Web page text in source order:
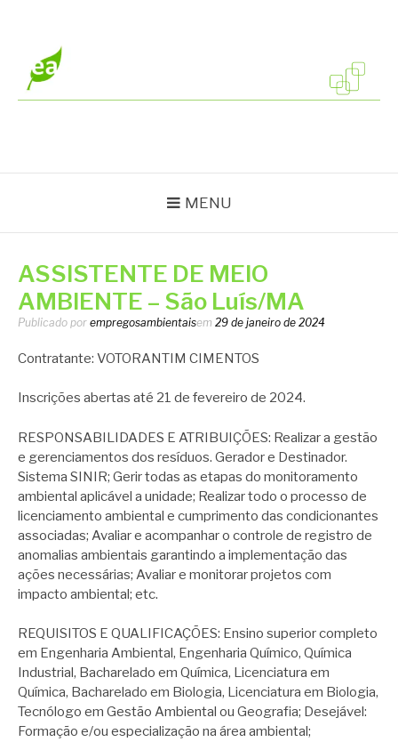
conteúdo
MENU
ASSISTENTE DE MEIO
AMBIENTE – São Luís/MA
Publicado por empregosambientaisem 29 de janeiro de 2024
Contratante: VOTORANTIM CIMENTOS
Inscrições abertas até 21 de fevereiro de 2024.
RESPONSABILIDADES E ATRIBUIÇÕES: Realizar a gestão
e gerenciamentos dos resíduos. Gerador e Destinador.
Sistema SINIR; Gerir todas as etapas do monitoramento
ambiental aplicável a unidade; Realizar todo o processo de
licenciamento ambiental e cumprimento das condicionantes
associadas; Avaliar e acompanhar o controle de registro de
anomalias ambientais garantindo a implementação das
ações necessárias; Avaliar e monitorar projetos com
impacto ambiental; etc.
REQUISITOS E QUALIFICAÇÕES: Ensino superior completo
em Engenharia Ambiental, Engenharia Químico, Química
Industrial, Bacharelado em Química, Licenciatura em
Química, Bacharelado em Biologia, Licenciatura em Biologia,
Tecnólogo em Gestão Ambiental ou Geografia; Desejável:
Formação e/ou especialização na área ambiental;